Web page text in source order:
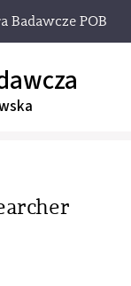
Badawcze POB